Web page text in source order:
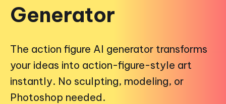
Generator
The action figure AI generator transforms
your ideas into action-figure-style art
instantly. No sculpting, modeling, or
Photoshop needed.